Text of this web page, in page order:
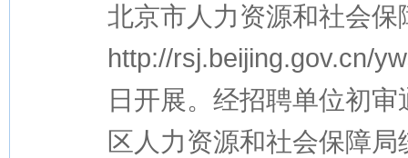
北京市人力资源和社会
http://rsj.beijing.gov.cn/
日开展。经招聘单位初
区人力资源和社会保障